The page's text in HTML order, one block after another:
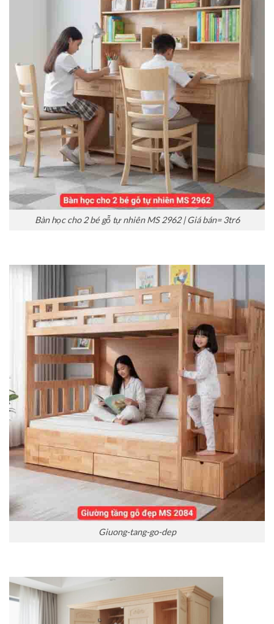
Bàn học cho 2 bé gỗ tự nhiên MS 2962 | Giá bán= 3tr6
Giuong-tang-go-dep